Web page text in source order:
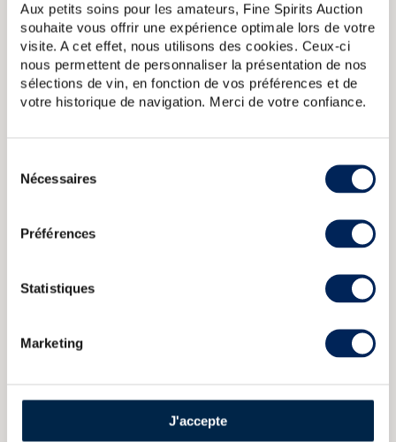
Aux petits soins pour les amateurs, Fine Spirits Auction
souhaite vous offrir une expérience optimale lors de votre
visite. A cet effet, nous utilisons des cookies. Ceux-ci
nous permettent de personnaliser la présentation de nos
sélections de vin, en fonction de vos préférences et de
votre historique de navigation. Merci de votre confiance.
Nécessaires
Préférences
Statistiques
Marketing
J'accepte
connu un grand succès dans la péninsule depuis le
lancement de la première en 1971, un Glen Grant 5 ans
1966, au point que la distillerie a été rachetée en 2006 par
Gruppo Campari. Armando Giovinetti, le précédent
importateur de Glen Grant en Italie, y est pour beaucoup,
lui qui pensait qu'un jeune whisky plairait à ses
Glen Grant 1972
Berry Bros Rudd Single Cask Berrys Own Selection
Glen Grant 5
CARACTÉRISTIQUES DU DOMAINE & DE LA CUVÉE
Appellation :